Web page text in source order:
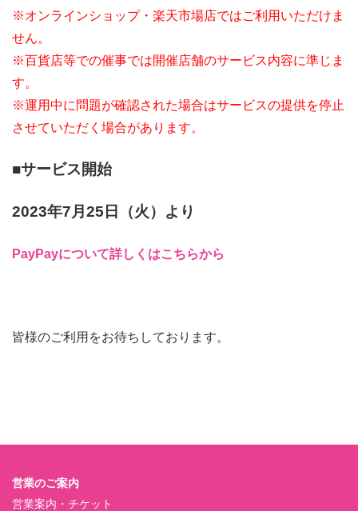
※オンラインショップ・楽天市場店ではご利用いただけま
せん。
※百貨店等での催事では開催店舗のサービス内容に準じま
す。
※運用中に問題が確認された場合はサービスの提供を停止
させていただく場合があります。
■サービス開始
2023年7月25日（火）より
PayPayについて詳しくはこちらから
皆様のご利用をお待ちしております。
営業のご案内
営業案内・チケット